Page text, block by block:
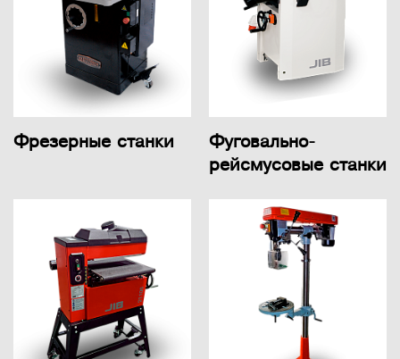
Фрезерные станки
Фуговально-
рейсмусовые станки